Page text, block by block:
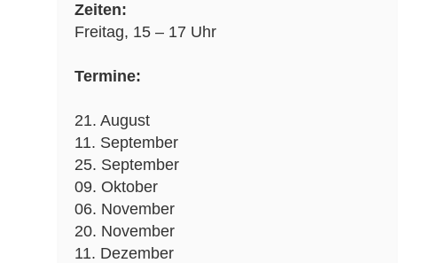
Zeiten:
Freitag, 15 – 17 Uhr
Termine:
21. August
11. September
25. September
09. Oktober
06. November
20. November
11. Dezember